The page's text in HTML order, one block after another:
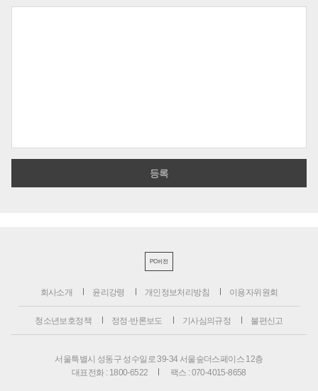
PC버전
회사소개 윤리강령 개인정보처리방침 이용자위원회
청소년보호정책 정정·반론보도 기사심의규정 불편신고
서울특별시 성동구 성수일로 39-34 서울숲더스페이스 12층
대표전화 : 1800-6522
팩스 : 070-4015-8658